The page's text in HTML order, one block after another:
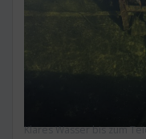
Klares Wasser bis zum